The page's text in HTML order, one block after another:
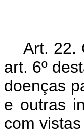
Art. 22.
art. 6º
doenças
e outras
com